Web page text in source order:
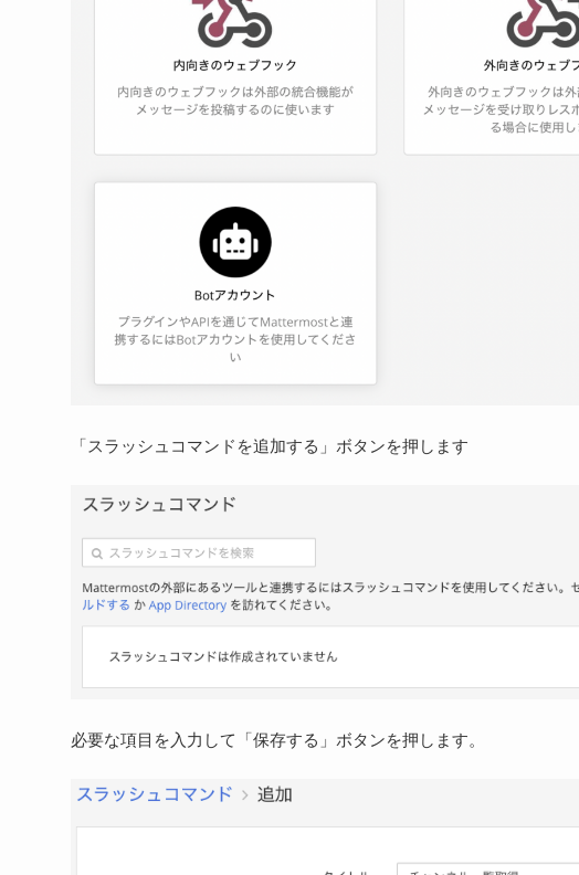
「スラッシュコマンドを追加する」ボタンを押します
必要な項目を入力して「保存する」ボタンを押します。